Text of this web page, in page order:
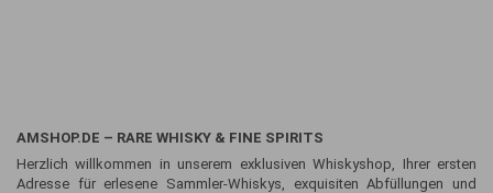
AMSHOP.DE – RARE WHISKY & FINE SPIRITS
Herzlich willkommen in unserem exklusiven Whiskyshop, Ihrer ersten
Adresse für erlesene Sammler-Whiskys, exquisiten Abfüllungen und